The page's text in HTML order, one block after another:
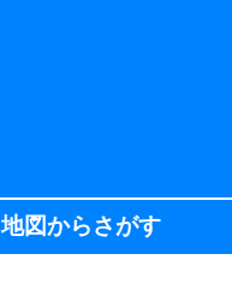
地図からさがす